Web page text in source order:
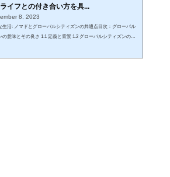
イフとの付き合い方を具...
8, 2023
生活: ノマドとグローバルシティズンの共通点目次：グローバル
の意味とその良さ 1.1 定義と背景 1.2 グローバルシティズンの良